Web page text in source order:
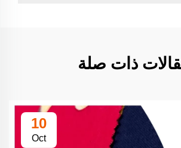
ذات صلة
10
Oct